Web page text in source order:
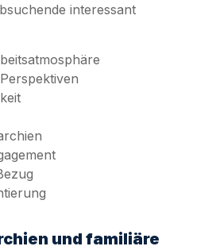
interessant
und familiäre